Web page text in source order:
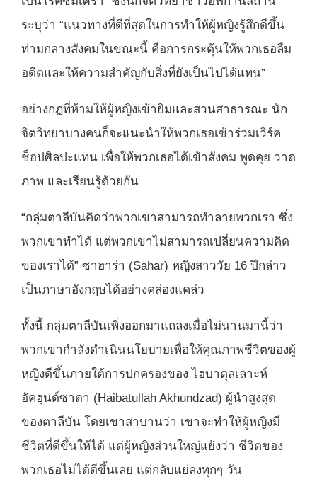
ระบุว่า “แนวทางที่ดีที่สุดในการทำให้ผู้หญิงรู้สึกดีขึ้น
ท่ามกลางสังคมในขณะนี้ คือการกระตุ้นให้พวกเธอลืม
อดีตและให้ความสำคัญกับสิ่งที่ยังเป็นไปได้แทน”
อย่างกฎที่ห้ามให้ผู้หญิงเข้ายิมและสวนสาธารณะ นัก
จิตวิทยาบางคนก็จะแนะนำให้พวกเธอเข้าร่วมเวิร์ค
ช็อปศิลปะแทน เพื่อให้พวกเธอได้เข้าสังคม พูดคุย วาด
ภาพ และเรียนรู้ด้วยกัน
“กลุ่มตาลีบันคิดว่าพวกเขาสามารถทำลายพวกเรา ซึ่ง
พวกเขาทำได้ แต่พวกเขาไม่สามารถเปลี่ยนความคิด
ของเราได้” ซาฮาร่า (Sahar) หญิงสาววัย 16 ปีกล่าว
เป็นภาษาอังกฤษได้อย่างคล่องแคล่ว
ทั้งนี้ กลุ่มตาลีบันเพิ่งออกมาแถลงเมื่อไม่นานมานี้ว่า
พวกเขากำลังดำเนินนโยบายเพื่อให้คุณภาพชีวิตของผู้
หญิงดีขึ้นภายใต้การปกครองของ ไฮบาตุลเลาะห์
อัคฮุนด์ซาดา (Haibatullah Akhundzad) ผู้นำสูงสุด
ของตาลีบัน โดยเขาสาบานว่า เขาจะทำให้ผู้หญิงมี
ชีวิตที่ดีขึ้นให้ได้ แต่ผู้หญิงส่วนใหญ่แย้งว่า ชีวิตของ
พวกเธอไม่ได้ดีขึ้นเลย แต่กลับแย่ลงทุกๆ วัน